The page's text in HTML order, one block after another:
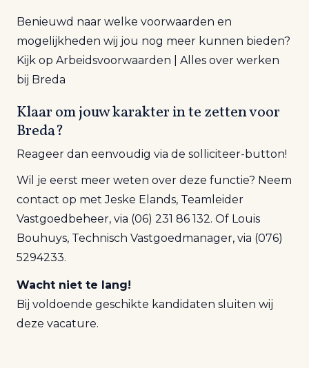
Benieuwd naar welke voorwaarden en
mogelijkheden wij jou nog meer kunnen bieden?
Kijk op Arbeidsvoorwaarden | Alles over werken
bij Breda
Klaar om jouw karakter in te zetten voor
Breda?
Reageer dan eenvoudig via de solliciteer-button!
Wil je eerst meer weten over deze functie? Neem
contact op met Jeske Elands, Teamleider
Vastgoedbeheer, via (06) 231 86 132. Of Louis
Bouhuys, Technisch Vastgoedmanager, via (076)
5294233.
Wacht niet te lang!
Bij voldoende geschikte kandidaten sluiten wij
deze vacature.